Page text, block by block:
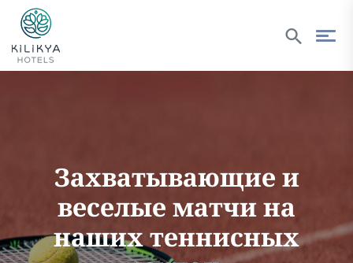
Захватывающие и
веселые матчи на
наших теннисных